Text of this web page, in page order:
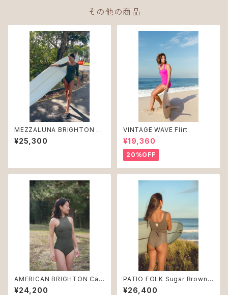
その他の商品
MEZZALUNA BRIGHTON C
achi
¥25,300
VINTAGE WAVE Flirt
¥19,360
20%OFF
AMERICAN BRIGHTON Cac
hi
¥24,200
PATIO FOLK Sugar Brown
VIAGGIO ♻︎
¥26,400